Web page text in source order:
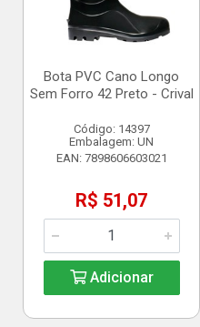
Bota PVC Cano Longo
Sem Forro 42 Preto - Crival
Código: 14397
Embalagem: UN
EAN: 7898606603021
R$ 51,07
Adicionar